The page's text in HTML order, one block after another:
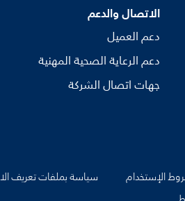
الاتصال والدعم
دعم العميل
دعم الرعاية الصحية المهنية
جهات اتصال الشركة
الإستخدام
سياسة بملفات تعريف